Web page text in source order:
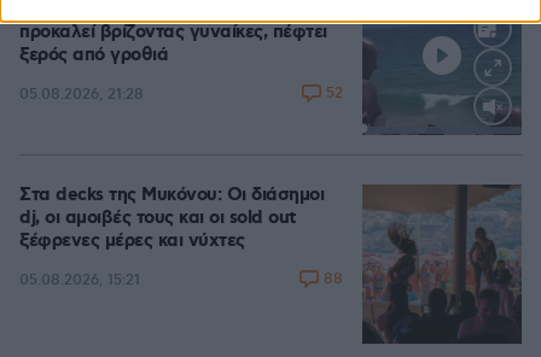
Loaded
προκαλεί βρίζοντας γυναίκες, πέφτει
ξερός από γροθιά
05.08.2026, 21:28 52
Στα decks της Μυκόνου: Οι διάσημοι
dj, οι αμοιβές τους και οι sold out
ξέφρενες μέρες και νύχτες
05.08.2026, 15:21 88